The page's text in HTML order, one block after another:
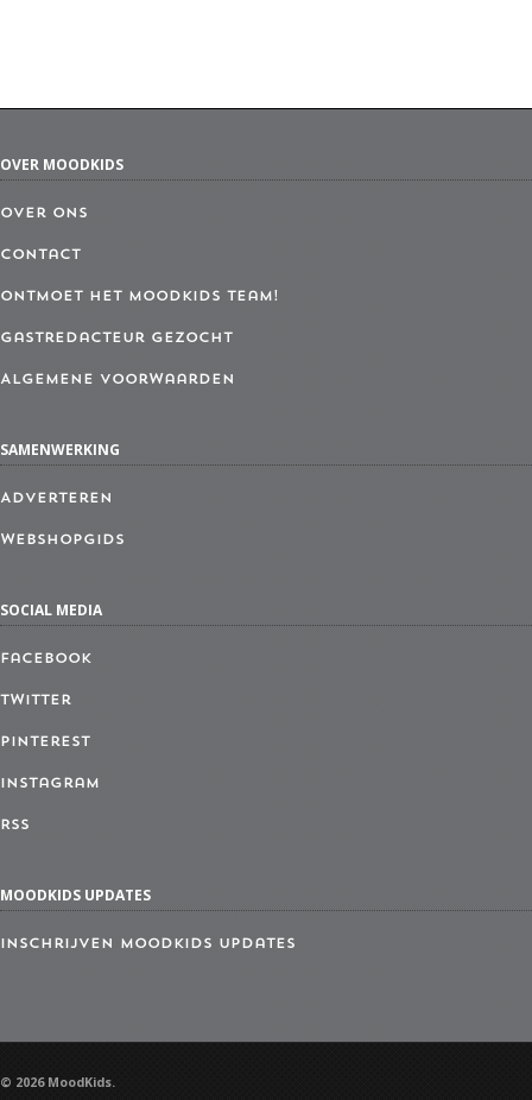
OVER MOODKIDS
Over ons
Contact
Ontmoet het MoodKids Team!
Gastredacteur gezocht
Algemene Voorwaarden
SAMENWERKING
Adverteren
Webshopgids
SOCIAL MEDIA
Facebook
Twitter
Pinterest
Instagram
RSS
MOODKIDS UPDATES
Inschrijven MoodKids Updates
© 2026 MoodKids.